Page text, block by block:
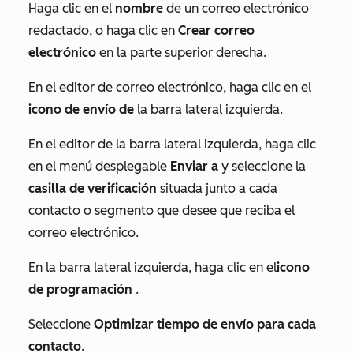
Haga clic en el nombre de un correo electrónico
redactado, o haga clic en Crear correo
electrónico en la parte superior derecha.
En el editor de correo electrónico, haga clic en el
icono de envío de la barra lateral izquierda.
En el editor de la barra lateral izquierda, haga clic
en el menú desplegable Enviar a y seleccione la
casilla de verificación situada junto a cada
contacto o segmento que desee que reciba el
correo electrónico.
En la barra lateral izquierda, haga clic en elicono
de programación .
Seleccione Optimizar tiempo de envío para cada
contacto.